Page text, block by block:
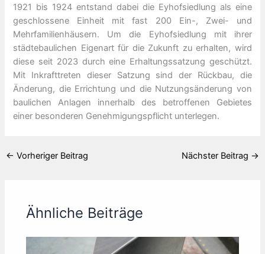
1921 bis 1924 entstand dabei die Eyhofsiedlung als eine
geschlossene Einheit mit fast 200 Ein-, Zwei- und
Mehrfamilienhäusern. Um die Eyhofsiedlung mit ihrer
städtebaulichen Eigenart für die Zukunft zu erhalten, wird
diese seit 2023 durch eine Erhaltungssatzung geschützt.
Mit Inkrafttreten dieser Satzung sind der Rückbau, die
Änderung, die Errichtung und die Nutzungsänderung von
baulichen Anlagen innerhalb des betroffenen Gebietes
einer besonderen Genehmigungspflicht unterlegen.
← Vorheriger Beitrag Nächster Beitrag →
Ähnliche Beiträge